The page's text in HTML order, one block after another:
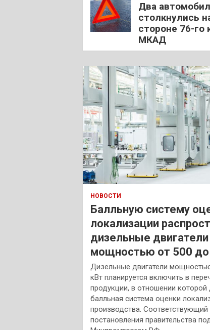
Два
столкнулись
стороне 76-го
МКАД
НОВОСТИ
Балльную систему
локализации
дизельные двигатели
мощностью от 500 до
Дизельные двигатели
кВт планируется включить в
продукции, в отношении которой
балльная система оценки
производства. Соответствующий
постановления правительства